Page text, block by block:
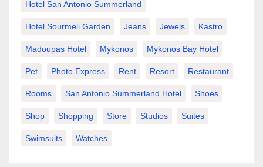
Hotel San Antonio Summerland
Hotel Sourmeli Garden Jeans Jewels Kastro
Madoupas Hotel Mykonos Mykonos Bay Hotel
Pet Photo Express Rent Resort Restaurant
Rooms San Antonio Summerland Hotel Shoes
Shop Shopping Store Studios Suites
Swimsuits Watches